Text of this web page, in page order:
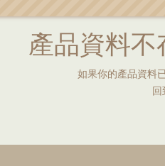
產品資料
如果你的產品資料
回